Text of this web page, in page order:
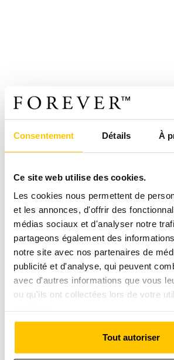
Consentement Détails À
Ce site web utilise des cookies.
Les cookies nous permettent de
et les annonces, d'offrir des
médias sociaux et d'analyser notre
partageons également des
notre site avec nos partenaires de
publicité et d'analyse, qui peuvent
avec d'autres informations que vous
ou qu'ils ont collectées lors de votre
Tout autoriser